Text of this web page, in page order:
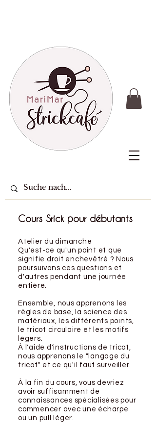
Cours Srick pour débutants
Atelier du dimanche
Qu'est-ce qu'un point et que
signifie droit enchevêtré ? Nous
poursuivons ces questions et
d'autres pendant une journée
entière.
Ensemble, nous apprenons les
règles de base, la science des
matériaux, les différents points,
le tricot circulaire et les motifs
légers.
À l'aide d'instructions de tricot,
nous apprenons le "langage du
tricot" et ce qu'il faut surveiller.
À la fin du cours, vous devriez
avoir suffisamment de
connaissances spécialisées pour
commencer avec une écharpe
ou un pull léger.